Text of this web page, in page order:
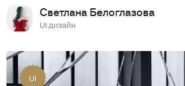
Светлана Белоглазова
UI дизайн
UI